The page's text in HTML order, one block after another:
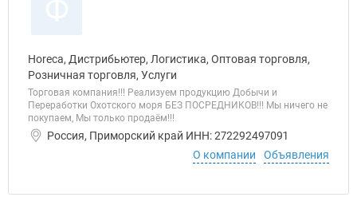
Horeca, Дистрибьютер, Логистика, Оптовая торговля,
Розничная торговля, Услуги
Торговая компания!!! Реализуем продукцию Добычи и
Переработки Охотского моря БЕЗ ПОСРЕДНИКОВ!!! Мы ничего не
покупаем, Мы только продаём!!!
Россия, Приморский край ИНН: 272292497091
О компании
Объявления